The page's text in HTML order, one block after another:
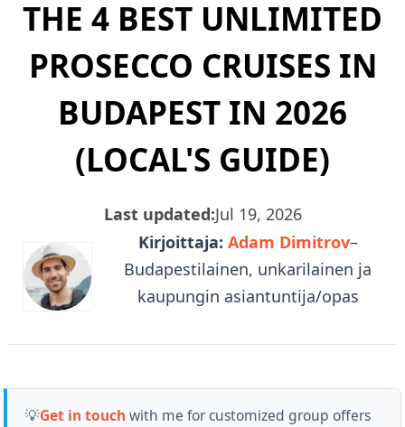
THE 4 BEST UNLIMITED
PROSECCO CRUISES IN
BUDAPEST IN 2026
(LOCAL'S GUIDE)
Last updated:Jul 19, 2026
Kirjoittaja: Adam Dimitrov–
Budapestilainen, unkarilainen ja
kaupungin asiantuntija/opas
💡Get in touch with me for customized group offers